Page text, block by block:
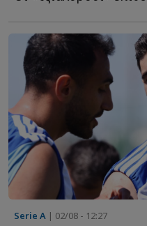
Serie A | 02/08 - 12:27